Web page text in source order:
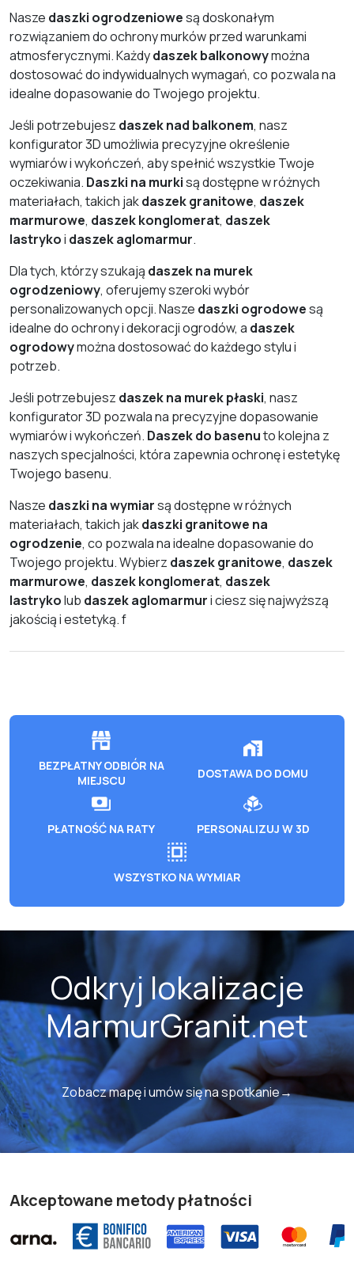
Nasze daszki ogrodzeniowesą doskonałym
rozwiązaniem do ochrony murków przed warunkami
atmosferycznymi. Każdydaszek balkonowymożna
dostosować do indywidualnych wymagań, co pozwala na
idealne dopasowanie do Twojego projektu.
Jeśli potrzebujesz daszek nad balkonem, nasz
konfigurator 3D umożliwia precyzyjne określenie
wymiarów i wykończeń, aby spełnić wszystkie Twoje
oczekiwania. Daszki na murkisą dostępne w różnych
materiałach, takich jakdaszek granitowe, daszek
marmurowe, daszek konglomerat, daszek
lastrykoi daszek aglomarmur.
Dla tych, którzy szukają daszek na murek
ogrodzeniowy, oferujemy szeroki wybór
personalizowanych opcji. Nasze daszki ogrodowesą
idealne do ochrony i dekoracji ogrodów, a daszek
ogrodowymożna dostosować do każdego stylu i
potrzeb.
Jeśli potrzebujesz daszek na murek płaski, nasz
konfigurator 3D pozwala na precyzyjne dopasowanie
wymiarów i wykończeń. Daszek do basenuto kolejna z
naszych specjalności, która zapewnia ochronę i estetykę
Twojego basenu.
Nasze daszki na wymiarsą dostępne w różnych
materiałach, takich jakdaszki granitowe na
ogrodzenie, co pozwala na idealne dopasowanie do
Twojego projektu. Wybierz daszek granitowe, daszek
marmurowe, daszek konglomerat, daszek
lastrykolub daszek aglomarmuri ciesz się najwyższą
jakością i estetyką. f
BEZPŁATNY ODBIÓR NA
MIEJSCU
DOSTAWA DO DOMU
PŁATNOŚĆ NA RATY PERSONALIZUJ W 3D
WSZYSTKO NA WYMIAR
Odkryj lokalizacje
MarmurGranit.net
Zobacz mapę i umów się na spotkanie→
Akceptowane metody płatności